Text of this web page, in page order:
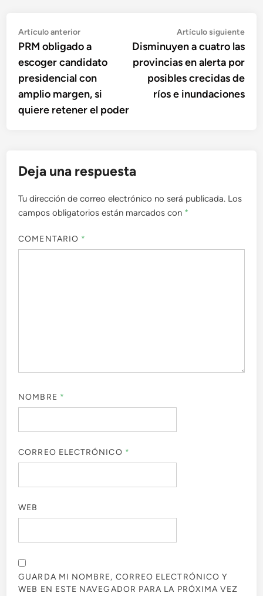
Navegación
de
entradas
Artículo anteriorArtículo
anterior:
PRM obligado a
escoger candidato
presidencial con
amplio margen, si
quiere retener el poder
Artículo siguiente
Disminuyen a cuatro las
provincias en alerta por
posibles crecidas de
ríos e inundaciones
Deja una respuesta
Tu dirección de correo electrónico no será publicada. Los
campos obligatorios están marcados con *
COMENTARIO *
NOMBRE *
CORREO ELECTRÓNICO *
WEB
GUARDA MI NOMBRE, CORREO ELECTRÓNICO Y
WEB EN ESTE NAVEGADOR PARA LA PRÓXIMA VEZ